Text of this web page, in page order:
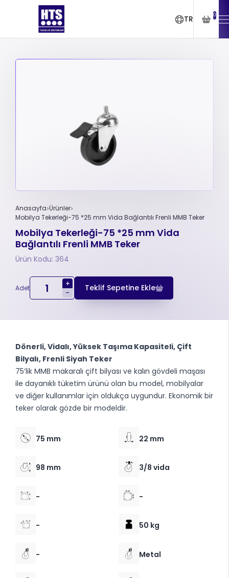
TR 0
Anasayfa Ürünler
Mobilya Tekerleği-75 *25 mm Vida Bağlantılı Frenli MMB Teker
Mobilya Tekerleği-75 *25 mm Vida
Bağlantılı Frenli MMB Teker
Ürün Kodu: 364
Adet
+
-
Teklif Sepetine Ekle
Dönerli, Vidalı, Yüksek Taşıma Kapasiteli, Çift
Bilyalı, Frenli Siyah Teker
75’lik MMB makaralı çift bilyası ve kalın gövdeli maşası
ile dayanıklı tüketim ürünü olan bu model, mobilyalar
ve diğer kullanımlar için oldukça uygundur. Ekonomik bir
teker olarak gözde bir modeldir.
75 mm 22 mm
98 mm 3/8 vida
- -
- 50 kg
- Metal